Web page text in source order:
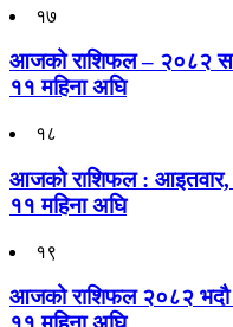
१७
आजको राशिफल – २०८२
११ महिना अघि
१८
आजको राशिफल :
११ महिना अघि
१९
आजको राशिफल २०८२ भदाै